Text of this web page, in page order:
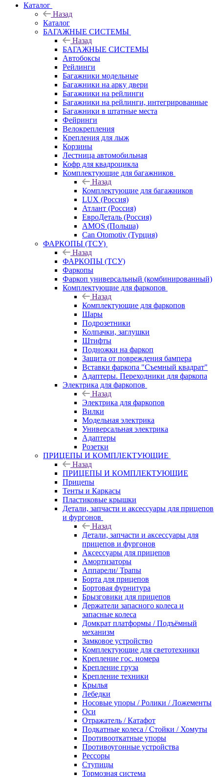
Каталог
Назад
Каталог
БАГАЖНЫЕ СИСТЕМЫ
Назад
БАГАЖНЫЕ СИСТЕМЫ
Автобоксы
Рейлинги
Багажники модельные
Багажники на арку двери
Багажники на рейлинги
Багажники на рейлинги, интегрированные
Багажники в штатные места
Фейринги
Велокрепления
Крепления для лыж
Корзины
Лестница автомобильная
Кофр для квадроцикла
Комплектующие для багажников
Назад
Комплектующие для багажников
LUX (Россия)
Атлант (Россия)
ЕвроДеталь (Россия)
AMOS (Польша)
Can Otomotiv (Турция)
ФАРКОПЫ (ТСУ)
Назад
ФАРКОПЫ (ТСУ)
Фаркопы
Фаркоп универсальный (комбинированный)
Комплектующие для фаркопов
Назад
Комплектующие для фаркопов
Шары
Подрозетники
Колпачки, заглушки
Штифты
Подножки на фаркоп
Защита от повреждения бампера
Вставки фаркопа "Съемный квадрат"
Адаптеры. Переходники для фаркопа
Электрика для фаркопов
Назад
Электрика для фаркопов
Вилки
Модельная электрика
Универсальная электрика
Адаптеры
Розетки
ПРИЦЕПЫ И КОМПЛЕКТУЮЩИЕ
Назад
ПРИЦЕПЫ И КОМПЛЕКТУЮЩИЕ
Прицепы
Тенты и Каркасы
Пластиковые крышки
Детали, запчасти и аксессуары для прицепов
и фургонов
Назад
Детали, запчасти и аксессуары для
прицепов и фургонов
Аксессуары для прицепов
Амортизаторы
Аппарели/ Трапы
Борта для прицепов
Бортовая фурнитура
Брызговики для прицепов
Держатели запасного колеса и
запасные колеса
Домкрат платформы / Подъёмный
механизм
Замковое устройство
Комплектующие для светотехники
Крепление гос. номера
Крепление груза
Крепление техники
Крылья
Лебедки
Носовые упоры / Ролики / Ложементы
Оси
Отражатель / Катафот
Подкатные колеса / Стойки / Хомуты
Противооткатные упоры
Противоугонные устройства
Рессоры
Ступицы
Тормозная система